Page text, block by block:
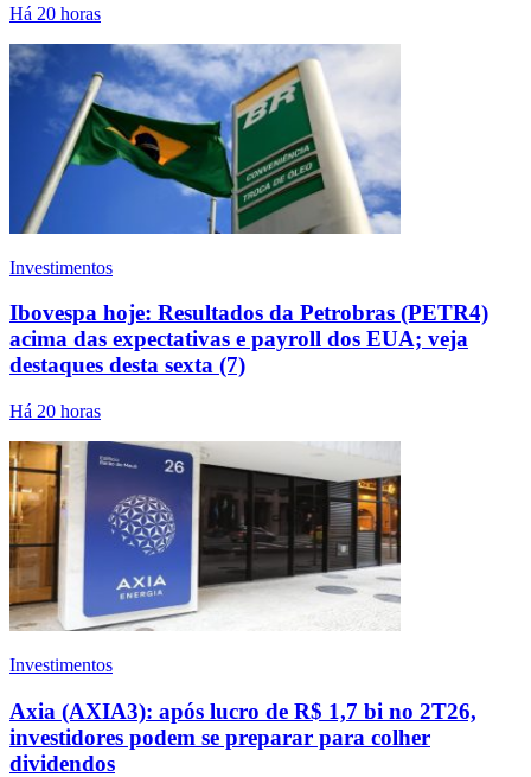
Há 20 horas
Investimentos
Ibovespa hoje: Resultados da Petrobras (PETR4)
acima das expectativas e payroll dos EUA; veja
destaques desta sexta (7)
Há 20 horas
Investimentos
Axia (AXIA3): após lucro de R$ 1,7 bi no 2T26,
investidores podem se preparar para colher
dividendos